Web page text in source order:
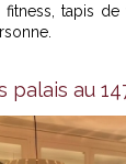
tapis
palais au